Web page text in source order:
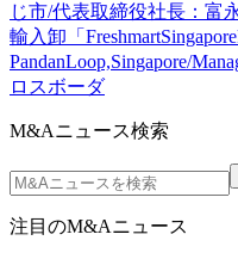
じ市/代表取締役社長：富
輸入卸「
PandanLoop,Singapore/
ロスボーダ
M&Aニュース検索
注目のM&Aニュース